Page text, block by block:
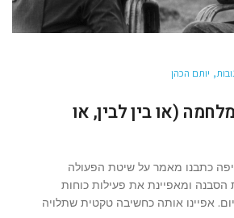
יותם הכהן
(או בין לבין, או
כתבנו מאמר על שיטת הפעולה
ומאפיינת את פעילות כוחות
אפיינו אותה כחשיבה טקטית שתלויה